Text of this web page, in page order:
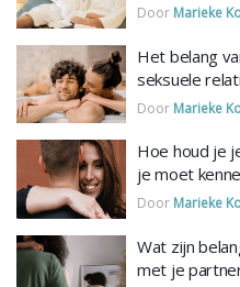
Door Marieke
Het belang
seksuele
Door Marieke
Hoe houd je
je moet
Door Marieke
Wat zijn
met je